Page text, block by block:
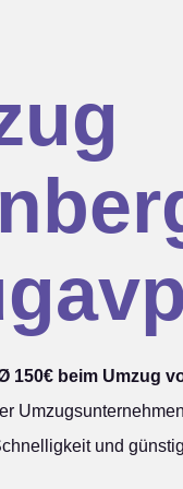
150€ beim Umzug
und